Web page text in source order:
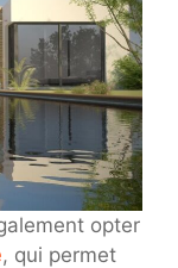
opter
, qui permet